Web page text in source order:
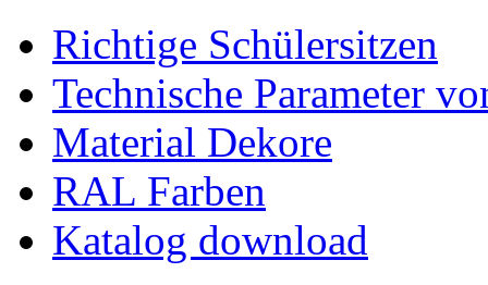
Richtige Schülersitzen
Technische Parameter
Material Dekore
RAL Farben
Katalog download